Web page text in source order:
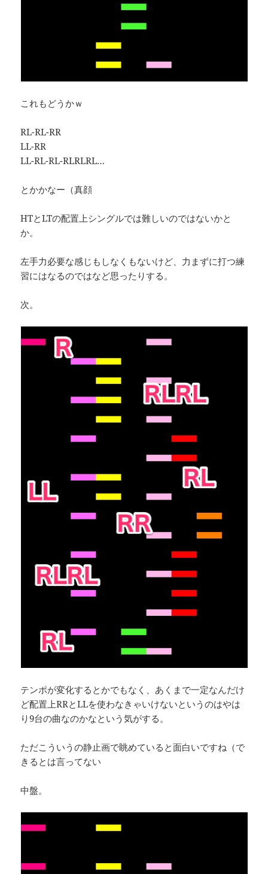
これもどうかｗ
RL-RL-RR
LL-RR
LL-RL-RL-RLRLRL…
とかかなー（真顔
HTとLTの配置上シングルでは難しいのではないかと
か。
左手力必要な感じもしなくもないけど、力まずに打つ練
習にはなるのではなど思ったりする。
次。
テンポが変化するとかでもなく、あくまで一定なんだけ
ど配置上RRとLLを使わなきゃいけないというのはやは
り9台の曲なのかなという気がする。
ただこういうの静止画で眺めていると面白いですね（で
きるとは言ってない
中盤。